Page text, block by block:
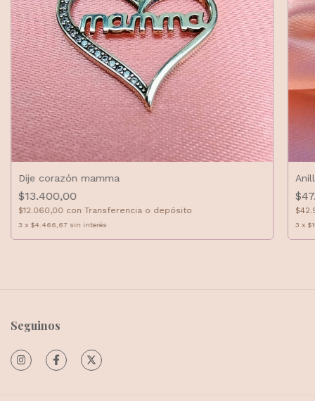
Dije corazón mamma
$13.400,00
$12.060,00 con Transferencia o depósito
3 x $4.466,67 sin interés 3 x
Seguinos